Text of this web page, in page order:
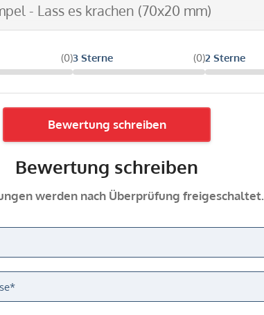
- Lass es krachen (70x20 mm)
(0)3 Sterne (0)2 Sterne
Bewertung schreiben
Bewertung schreiben
werden nach Überprüfung freigeschaltet.